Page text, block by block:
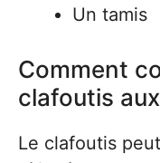
Un tamis
Comment
clafoutis
Le clafoutis